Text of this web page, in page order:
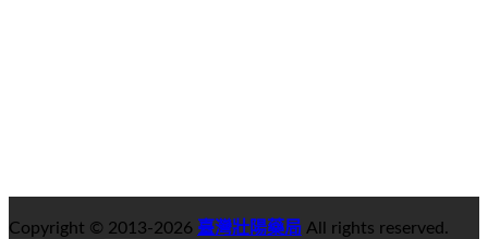
Copyright © 2013-2026 臺灣壯陽藥局 All rights reserved.